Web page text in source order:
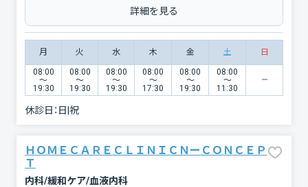
詳細を見る
月 火 水 木 金 土 日
08:00
〜
19:30
08:00
〜
19:30
08:00
〜
19:30
08:00
〜
17:30
08:00
〜
19:30
08:00
〜
11:30
休診日： 日|祝
ＨＯＭＥＣＡＲＥＣＬＩＮＩＣＮーＣＯＮＣＥＰ
Ｔ
内科/緩和ケア/血液内科